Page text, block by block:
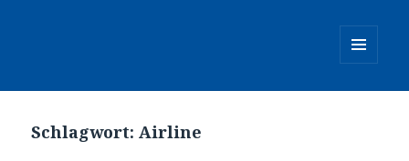
Schlagwort:Airline